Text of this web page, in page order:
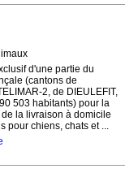
d'une partie du
(cantons de
2, de DIEULEFIT,
503 habitants) pour la
la livraison à domicile
pour chiens, chats et ...